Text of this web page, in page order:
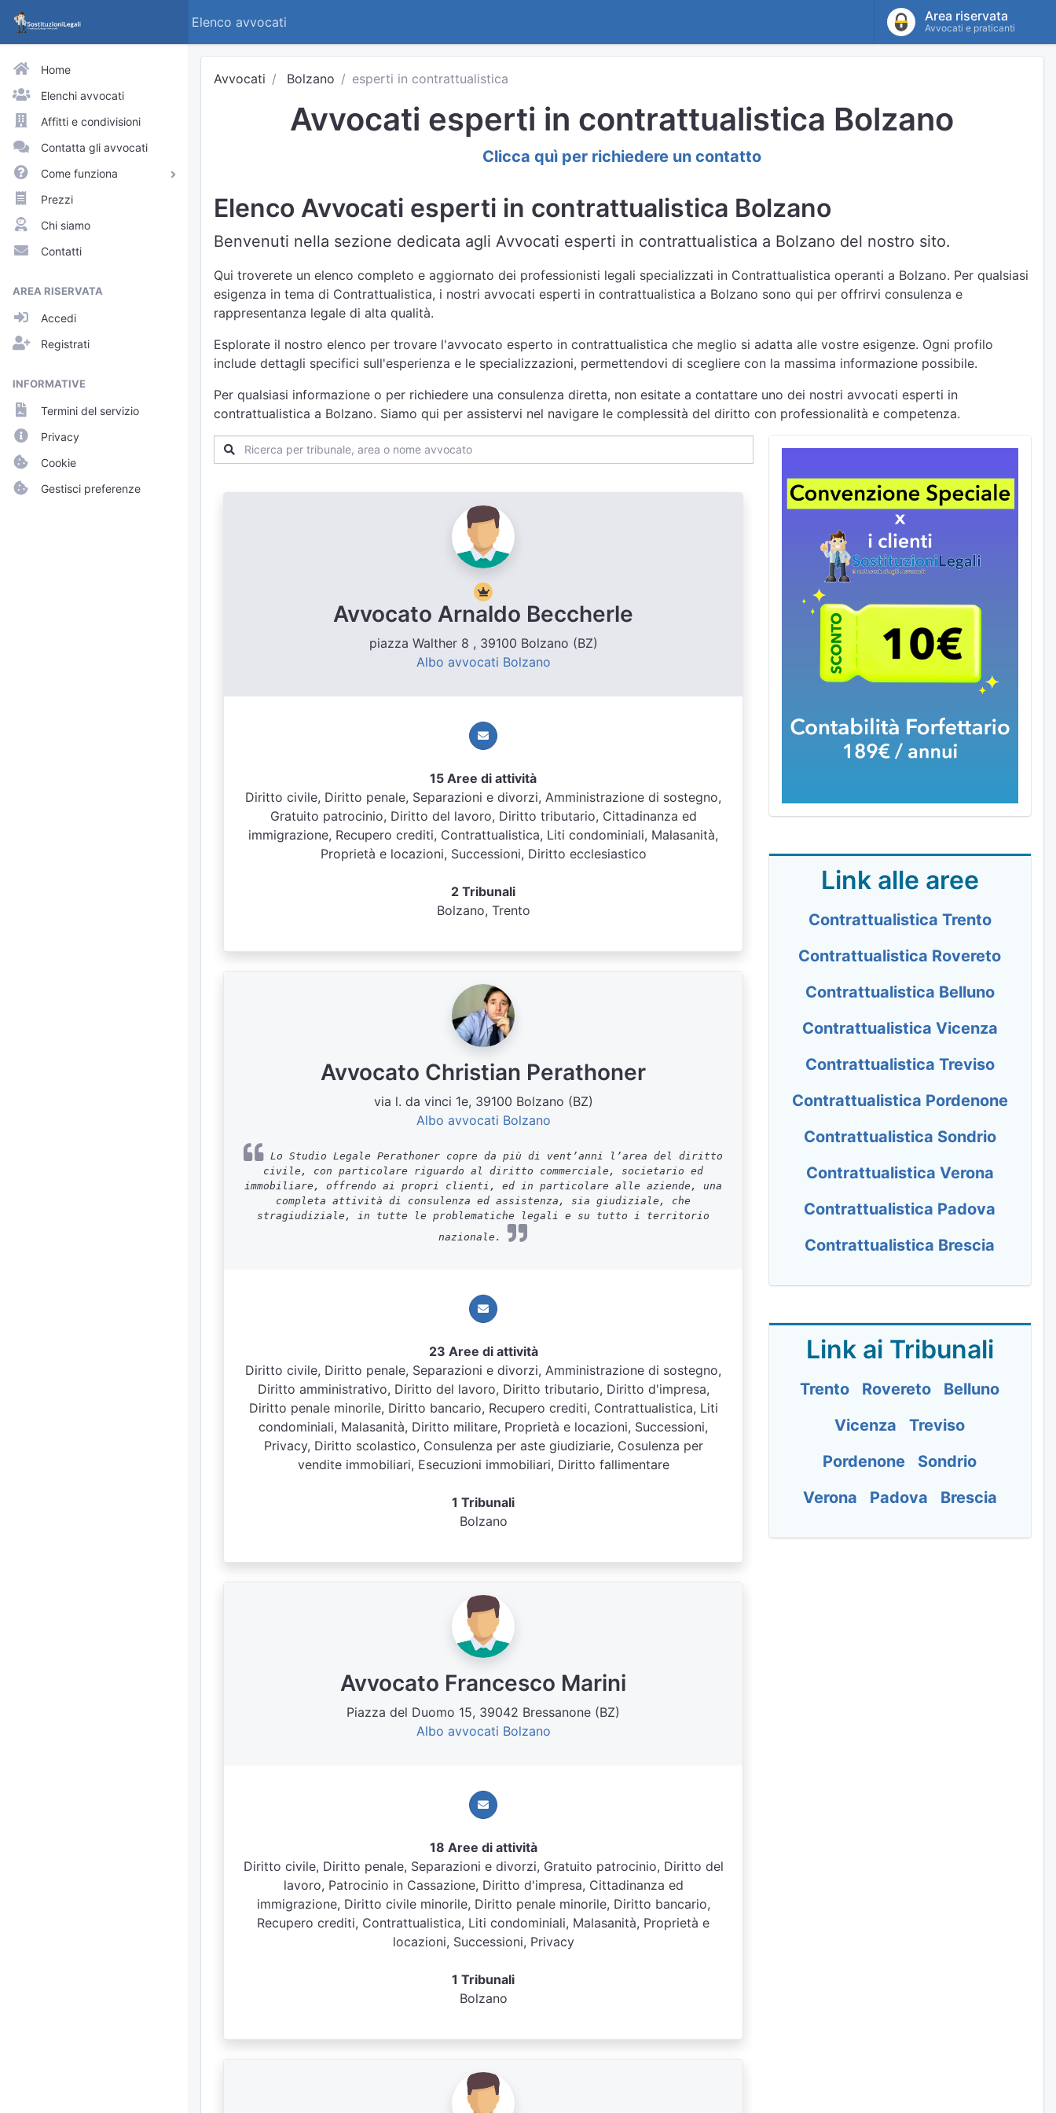
Elenco avvocati Area riservata
Avvocati e praticanti
Home
Elenchi avvocati
Affitti e condivisioni
Contatta gli avvocati
Come funziona
Avvocati e praticanti
Visitatori del sito
Approfondimenti
Profili pubblici
Richieste
Prezzi
Chi siamo
Contatti
AREA RISERVATA
Accedi
Registrati
INFORMATIVE
Termini del servizio
Privacy
Cookie
Gestisci preferenze
Avvocati Bolzano esperti in contrattualistica
Avvocati esperti in contrattualistica Bolzano
Clicca quì per richiedere un contatto
Elenco Avvocati esperti in contrattualistica Bolzano
Benvenuti nella sezione dedicata agli Avvocati esperti in contrattualistica a Bolzano del nostro sito.
Qui troverete un elenco completo e aggiornato dei professionisti legali specializzati in Contrattualistica operanti a Bolzano. Per qualsiasi
esigenza in tema di Contrattualistica, i nostri avvocati esperti in contrattualistica a Bolzano sono qui per offrirvi consulenza e
rappresentanza legale di alta qualità.
Esplorate il nostro elenco per trovare l'avvocato esperto in contrattualistica che meglio si adatta alle vostre esigenze. Ogni profilo
include dettagli specifici sull'esperienza e le specializzazioni, permettendovi di scegliere con la massima informazione possibile.
Per qualsiasi informazione o per richiedere una consulenza diretta, non esitate a contattare uno dei nostri avvocati esperti in
contrattualistica a Bolzano. Siamo qui per assistervi nel navigare le complessità del diritto con professionalità e competenza.
Avvocato Arnaldo Beccherle
piazza Walther 8 , 39100 Bolzano (BZ)
Albo avvocati Bolzano
15 Aree di attività
Diritto civile, Diritto penale, Separazioni e divorzi, Amministrazione di sostegno,
Gratuito patrocinio, Diritto del lavoro, Diritto tributario, Cittadinanza ed
immigrazione, Recupero crediti, Contrattualistica, Liti condominiali, Malasanità,
Proprietà e locazioni, Successioni, Diritto ecclesiastico
2 Tribunali
Bolzano, Trento
Avvocato Christian Perathoner
via l. da vinci 1e, 39100 Bolzano (BZ)
Albo avvocati Bolzano
Lo Studio Legale Perathoner copre da più di vent’anni l’area del diritto
civile, con particolare riguardo al diritto commerciale, societario ed
immobiliare, offrendo ai propri clienti, ed in particolare alle aziende, una
completa attività di consulenza ed assistenza, sia giudiziale, che
stragiudiziale, in tutte le problematiche legali e su tutto i territorio
nazionale.
23 Aree di attività
Diritto civile, Diritto penale, Separazioni e divorzi, Amministrazione di sostegno,
Diritto amministrativo, Diritto del lavoro, Diritto tributario, Diritto d'impresa,
Diritto penale minorile, Diritto bancario, Recupero crediti, Contrattualistica, Liti
condominiali, Malasanità, Diritto militare, Proprietà e locazioni, Successioni,
Privacy, Diritto scolastico, Consulenza per aste giudiziarie, Cosulenza per
vendite immobiliari, Esecuzioni immobiliari, Diritto fallimentare
1 Tribunali
Bolzano
Avvocato Francesco Marini
Piazza del Duomo 15, 39042 Bressanone (BZ)
Albo avvocati Bolzano
18 Aree di attività
Diritto civile, Diritto penale, Separazioni e divorzi, Gratuito patrocinio, Diritto del
lavoro, Patrocinio in Cassazione, Diritto d'impresa, Cittadinanza ed
immigrazione, Diritto civile minorile, Diritto penale minorile, Diritto bancario,
Recupero crediti, Contrattualistica, Liti condominiali, Malasanità, Proprietà e
locazioni, Successioni, Privacy
1 Tribunali
Bolzano
Link alle aree
Contrattualistica Trento
Contrattualistica Rovereto
Contrattualistica Belluno
Contrattualistica Vicenza
Contrattualistica Treviso
Contrattualistica Pordenone
Contrattualistica Sondrio
Contrattualistica Verona
Contrattualistica Padova
Contrattualistica Brescia
Link ai Tribunali
Trento Rovereto
Belluno
Vicenza
Treviso
Pordenone
Sondrio
Verona
Padova Brescia